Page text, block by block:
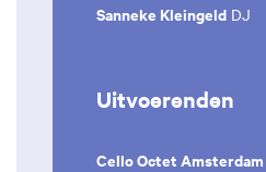
Sanneke Kleingeld DJ
Uitvoerenden
Cello Octet Amsterdam